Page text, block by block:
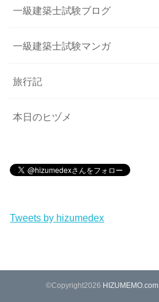
一級建築士試験ブログ
一級建築士試験マンガ
旅行記
本日のヒヅメ
Tweets by hizumedex
©Copyright2026 HIZUMEMO.com